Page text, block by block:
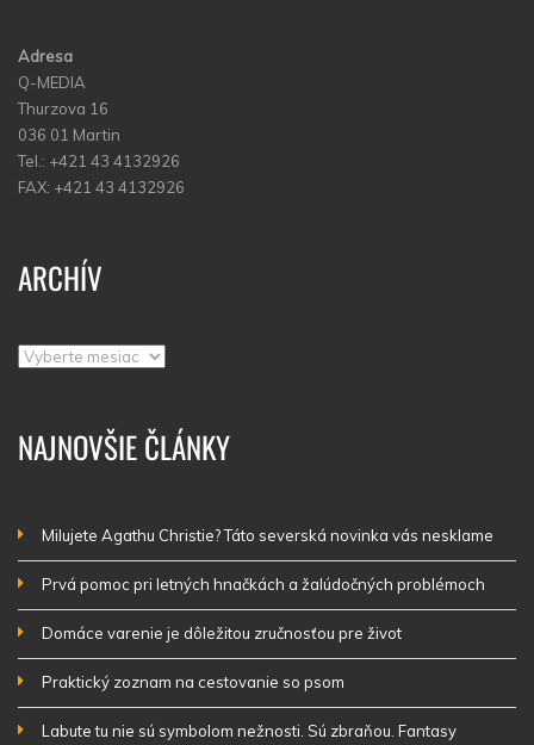
Adresa
Q-MEDIA
Thurzova 16
036 01 Martin
Tel.: +421 43 4132926
FAX: +421 43 4132926
ARCHÍV
Archív
NAJNOVŠIE ČLÁNKY
Milujete Agathu Christie? Táto severská novinka vás nesklame
Prvá pomoc pri letných hnačkách a žalúdočných problémoch
Domáce varenie je dôležitou zručnosťou pre život
Praktický zoznam na cestovanie so psom
Labute tu nie sú symbolom nežnosti. Sú zbraňou. Fantasy